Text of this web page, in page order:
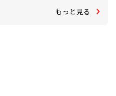
もっと見る